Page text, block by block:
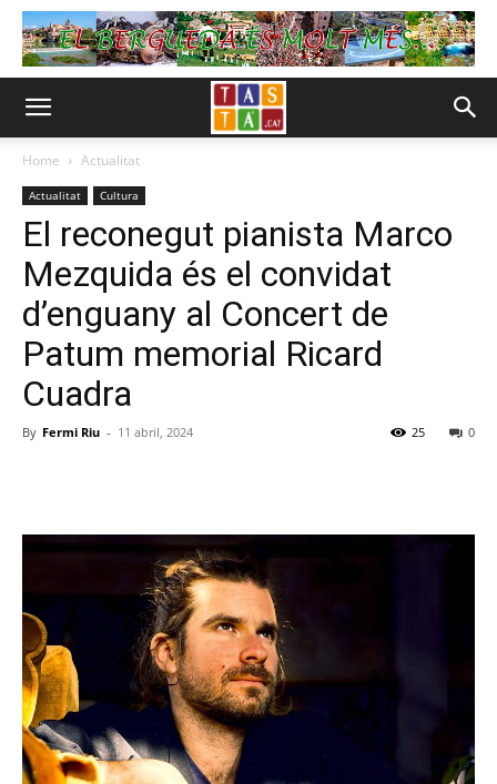
Home Actualitat
Actualitat Cultura
El reconegut pianista Marco
Mezquida és el convidat
d’enguany al Concert de
Patum memorial Ricard
Cuadra
By Fermi Riu - 11 abril, 2024 0
25